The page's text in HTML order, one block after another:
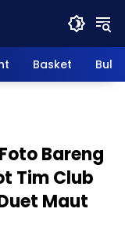
Basket Bulu
Bareng
Tim Club
Maut